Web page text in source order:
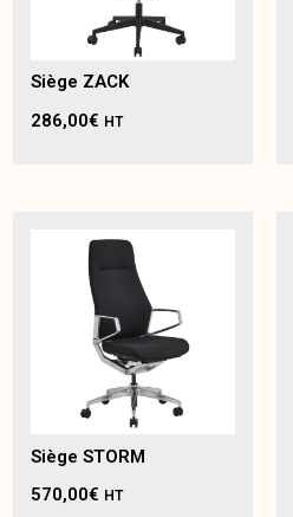
Siège ZACK
286,00€ HT
Siège STORM
570,00€ HT